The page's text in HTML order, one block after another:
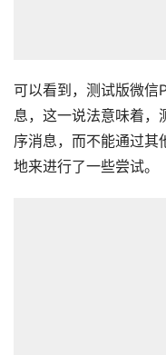
可以看到，测试版微信
息，这一说法意味着，
序消息，而不能通过其
地来进行了一些尝试。